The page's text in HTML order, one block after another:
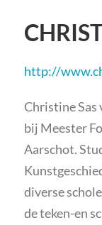
http://
Christine Sas
bij Meester
Aarschot.
diverse
de teken-en